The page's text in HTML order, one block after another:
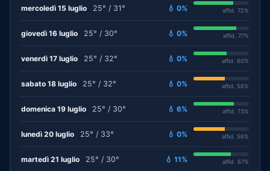
mercoledì 15 luglio 25° / 31° 💧 0% affid. 72%
giovedì 16 luglio 25° / 30° 💧 0% affid. 77%
venerdì 17 luglio 25° / 32° 💧 0% affid. 60%
sabato 18 luglio 25° / 32° 💧 0% affid. 56%
domenica 19 luglio 25° / 30° 💧 6% affid. 73%
lunedì 20 luglio 25° / 33° 💧 0% affid. 56%
martedì 21 luglio 25° / 30° 💧 11% affid. 67%